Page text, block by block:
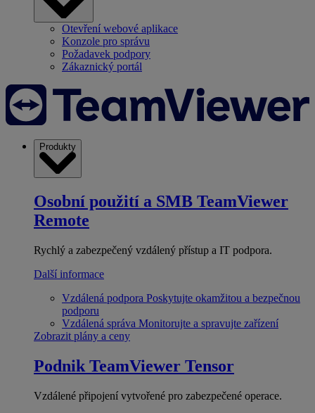
Otevření webové aplikace
Konzole pro správu
Požadavek podpory
Zákaznický portál
Produkty
Osobní použití a SMB TeamViewer
Remote
Rychlý a zabezpečený vzdálený přístup a IT podpora.
Další informace
Vzdálená podpora Poskytujte okamžitou a bezpečnou
podporu
Vzdálená správa Monitorujte a spravujte zařízení
Zobrazit plány a ceny
Podnik TeamViewer Tensor
Vzdálené připojení vytvořené pro zabezpečené operace.